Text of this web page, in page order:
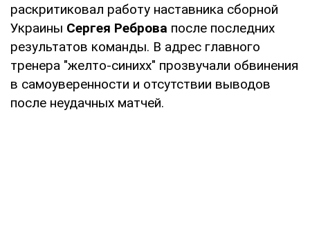
раскритиковал работу наставника сборной
Украины Сергея Реброва после последних
результатов команды. В адрес главного
тренера "желто-синихх" прозвучали обвинения
в самоуверенности и отсутствии выводов
после неудачных матчей.